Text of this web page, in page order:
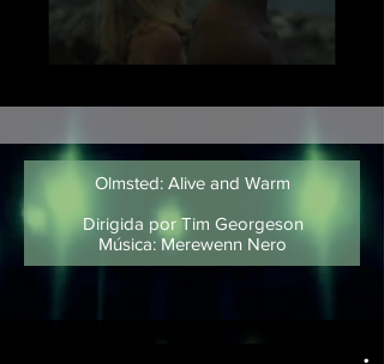
Olmsted: Alive and Warm
Dirigida por Tim Georgeson
Música: Merewenn Nero